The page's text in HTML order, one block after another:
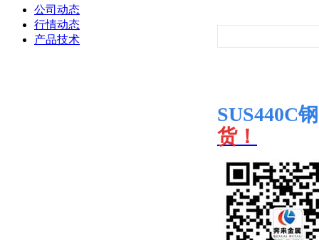
公司动态
行情动态
产品技术
SUS440C钢
货！